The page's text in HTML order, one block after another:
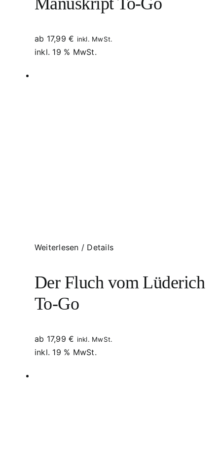
ab 17,99€ inkl. MwSt.
inkl. 19 % MwSt.
Weiterlesen / Details
Der Fluch vom Lüderich
To-Go
ab 17,99€ inkl. MwSt.
inkl. 19 % MwSt.